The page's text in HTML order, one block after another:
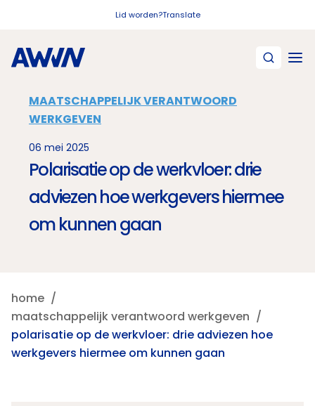
Lid worden?Translate
MAATSCHAPPELIJK VERANTWOORD
WERKGEVEN
06 mei 2025
Polarisatie op de werkvloer: drie
adviezen hoe werkgevers hiermee
om kunnen gaan
home
maatschappelijk verantwoord werkgeven
polarisatie op de werkvloer: drie adviezen hoe
werkgevers hiermee om kunnen gaan